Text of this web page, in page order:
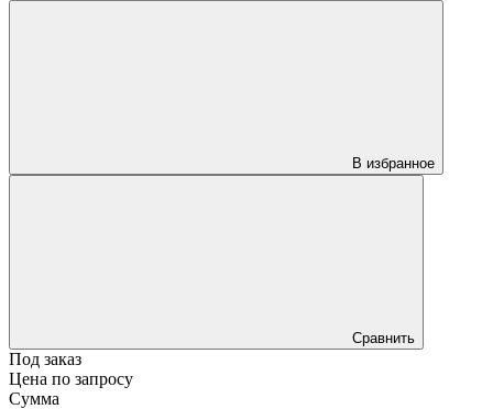
В избранное
Сравнить
Под заказ
Цена по запросу
Сумма